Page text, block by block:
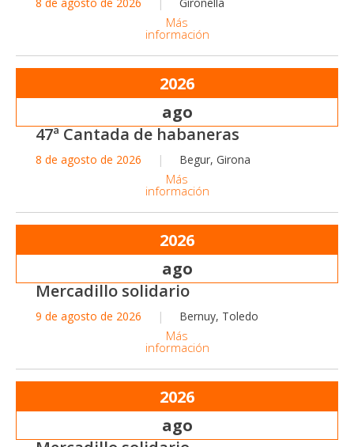
Más
información
2026
ago
47ª Cantada de habaneras
8 de agosto de 2026 Begur, Girona
Más
información
2026
ago
Mercadillo solidario
9 de agosto de 2026 Bernuy, Toledo
Más
información
2026
ago